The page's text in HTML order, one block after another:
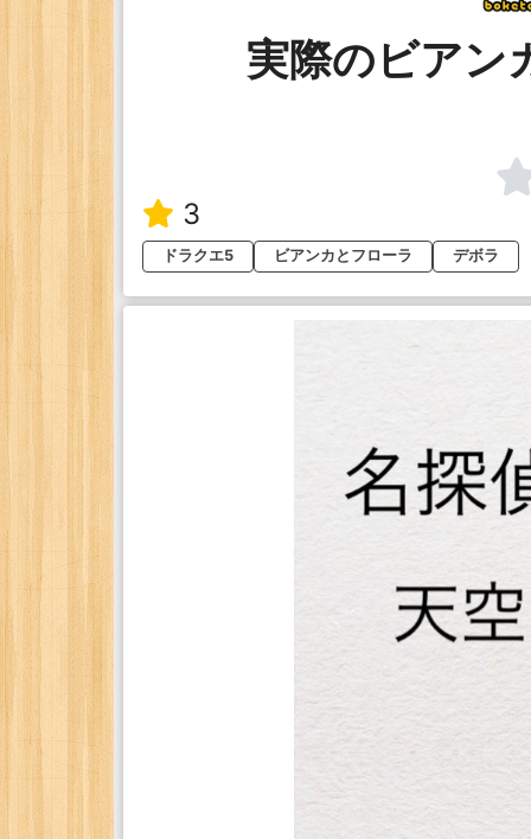
実際のビアン
3
ドラクエ5 ビアンカとフローラ デボラ